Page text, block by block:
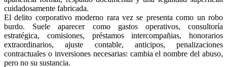
cuidadosamente fabricada.
El delito corporativo moderno rara vez se presenta como un robo
burdo. Suele aparecer como gastos operativos, consultoría
estratégica, comisiones, préstamos intercompañias, honorarios
extraordinarios, ajuste contable, anticipos, penalizaciones
contractuales o inversiones necesarias: cambia el nombre del abuso,
pero no su sustancia.